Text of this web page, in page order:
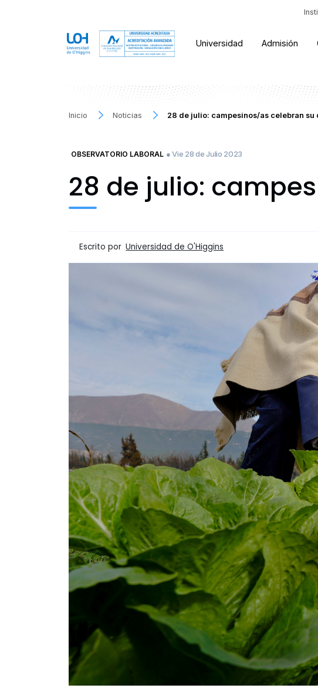
Universidad Admisión
Inicio Noticias 28 de julio: campesinos/as celebran su
OBSERVATORIO LABORAL ● Vie 28 de Julio 2023
28 de julio:
Escrito por Universidad de O'Higgins